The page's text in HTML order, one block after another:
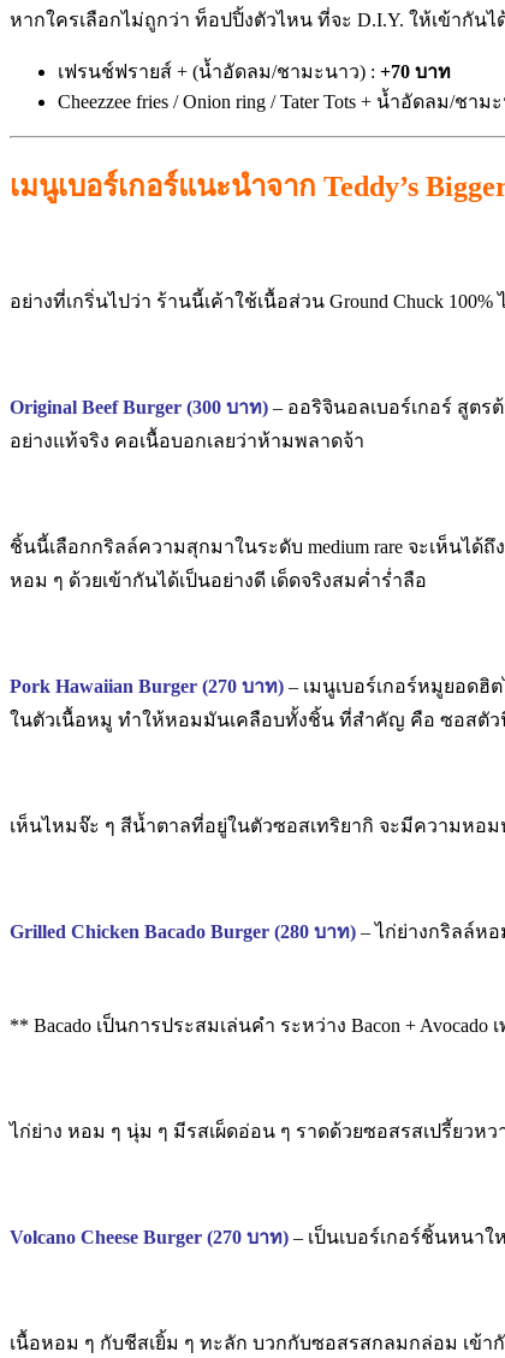
หากใครเลือกไม่ถูกว่า ท็อปปิ้งตัวไหน ที่จะ D.I.Y. ให้เข้ากัน
เฟรนช์ฟรายส์ + (น้ำอัดลม/ชามะนาว) : +70 บาท
Cheezzee fries / Onion ring / Tater Tots + น้ำอัดลม/ชาม
เมนูเบอร์เกอร์แนะนำจาก Teddy’s
อย่างที่เกริ่นไปว่า ร้านนี้เค้าใช้เนื้อส่วน Ground Chuck
Original Beef Burger (300 บาท) – ออริจินอลเบอร์เกอร์ สูตร
อย่างแท้จริง คอเนื้อบอกเลยว่าห้ามพลาดจ้า
ชิ้นนี้เลือกกริลล์ความสุกมาในระดับ medium rare จะเห็นได้
หอม ๆ ด้วยเข้ากันได้เป็นอย่างดี เด็ดจริงสมค่ำร่ำลือ
Pork Hawaiian Burger (270 บาท) – เมนูเบอร์เกอร์หมูยอดฮิ
ในตัวเนื้อหมู ทำให้หอมมันเคลือบทั้งชิ้น ที่สำคัญ คือ ซอสตัว
เห็นไหมจ๊ะ ๆ สีน้ำตาลที่อยู่ในตัวซอสเทริยากิ จะมีความหอ
Grilled Chicken Bacado Burger (280 บาท) – ไก่ย่างกริลล์ห
** Bacado เป็นการประสมเล่นคำ ระหว่าง Bacon +
ไก่ย่าง หอม ๆ นุ่ม ๆ มีรสเผ็ดอ่อน ๆ ราดด้วยซอสรสเปรี้ยวห
Volcano Cheese Burger (270 บาท) – เป็นเบอร์เกอร์ชิ้นหนา
เนื้อหอม ๆ กับชีสเยิ้ม ๆ ทะลัก บวกกับซอสรสกลมกล่อม เข้